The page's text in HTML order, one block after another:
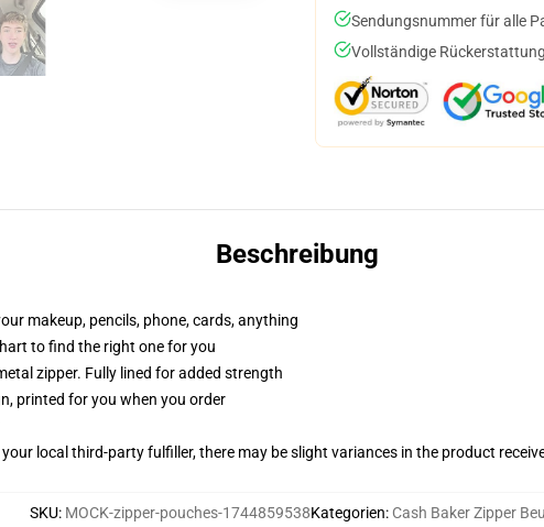
Sendungsnummer für alle
Vollständige
Beschreibung
makeup, pencils, phone, cards, anything
to find the right one for you
zipper. Fully lined for added strength
printed for you when you order
local third-party fulfiller, there may be slight variances in the product
SKU: MOCK-zipper-pouches-1744859538Kategorien: Cash Baker Zipper